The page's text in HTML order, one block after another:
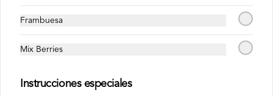
Roll relleno de Pollo apanado , queso
crema, cebollín, almendras triturada, sin
Frambuesa
Mix Berries
Instrucciones especiales